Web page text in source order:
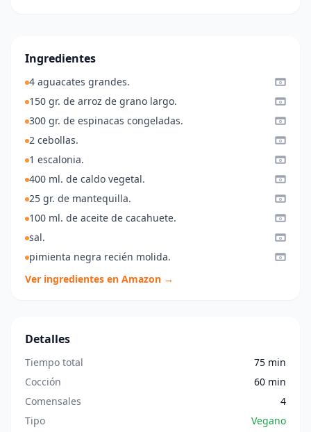
Ingredientes
4 aguacates grandes.
150 gr. de arroz de grano largo.
300 gr. de espinacas congeladas.
2 cebollas.
1 escalonia.
400 ml. de caldo vegetal.
25 gr. de mantequilla.
100 ml. de aceite de cacahuete.
sal.
pimienta negra recién molida.
Ver ingredientes en Amazon →
Detalles
Tiempo total
75 min
Cocción
60 min
Comensales
4
Tipo
Vegano